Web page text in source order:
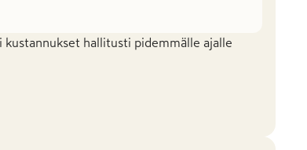
kustannukset hallitusti pidemmälle ajalle